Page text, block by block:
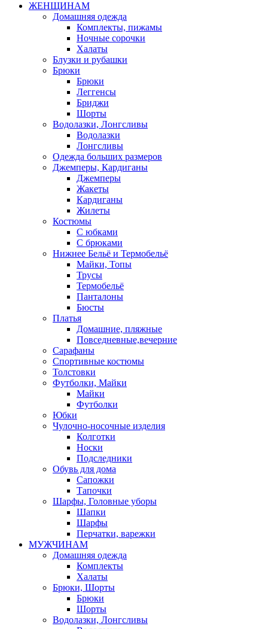
ЖЕНЩИНАМ
Домашняя одежда
Комплекты, пижамы
Ночные сорочки
Халаты
Блузки и рубашки
Брюки
Брюки
Леггенсы
Бриджи
Шорты
Водолазки, Лонгсливы
Водолазки
Лонгсливы
Одежда больших размеров
Джемперы, Кардиганы
Джемперы
Жакеты
Кардиганы
Жилеты
Костюмы
С юбками
С брюками
Нижнее Бельё и Термобельё
Майки, Топы
Трусы
Термобельё
Панталоны
Бюсты
Платья
Домашние, пляжные
Повседневные,вечерние
Сарафаны
Спортивные костюмы
Толстовки
Футболки, Майки
Майки
Футболки
Юбки
Чулочно-носочные изделия
Колготки
Носки
Подследники
Обувь для дома
Сапожки
Тапочки
Шарфы, Головные уборы
Шапки
Шарфы
Перчатки, варежки
МУЖЧИНАМ
Домашняя одежда
Комплекты
Халаты
Брюки, Шорты
Брюки
Шорты
Водолазки, Лонгсливы